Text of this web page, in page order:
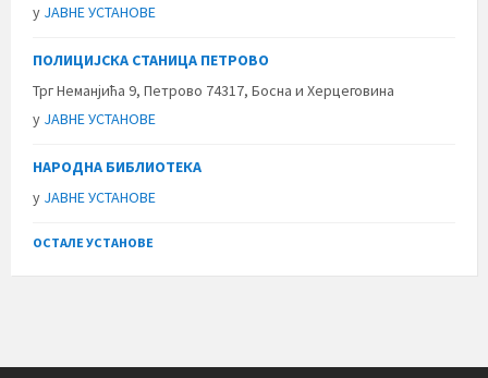
у ЈАВНЕ УСТАНОВЕ
ПОЛИЦИЈСКА СТАНИЦА ПЕТРОВО
Трг Неманјића 9, Петрово 74317, Босна и Херцеговина
у ЈАВНЕ УСТАНОВЕ
НАРОДНА БИБЛИОТЕКА
у ЈАВНЕ УСТАНОВЕ
ОСТАЛЕ УСТАНОВЕ